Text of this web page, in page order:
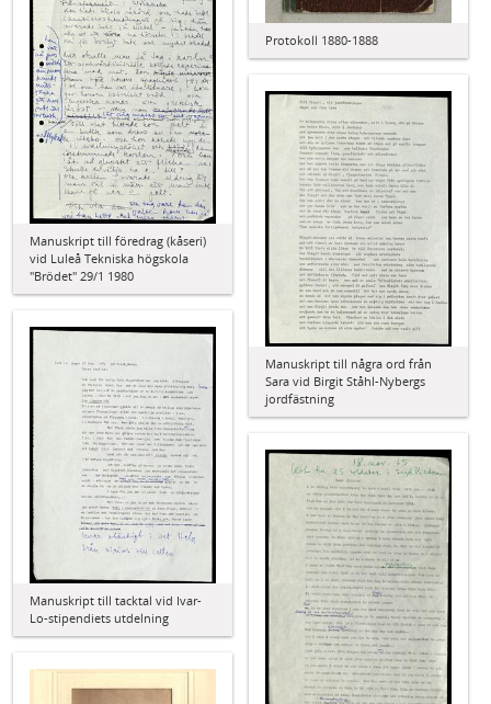
Protokoll 1880-1888
Manuskript till föredrag (kåseri)
vid Luleå Tekniska högskola
"Brödet" 29/1 1980
Manuskript till några ord från
Sara vid Birgit Ståhl-Nybergs
jordfästning
Manuskript till tacktal vid Ivar-
Lo-stipendiets utdelning